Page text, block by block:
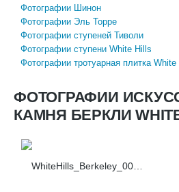
Фотографии Шинон
Фотографии Эль Торре
Фотографии ступеней Тиволи
Фотографии ступени White Hills
Фотографии тротуарная плитка White
ФОТОГРАФИИ
КАМНЯ БЕРКЛИ